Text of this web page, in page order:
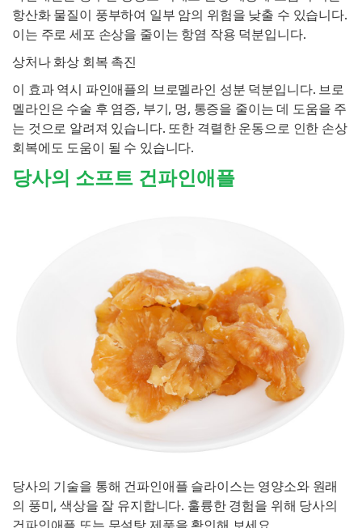
항산화 물질이 풍부하여 일부 암의 위험을 낮출 수 있습니다.
이는 주로 세포 손상을 줄이는 항염 작용 덕분입니다.
상처나 화상 회복 촉진
이 효과 역시 파인애플의 브로멜라인 성분 덕분입니다. 브로
멜라인은 수술 후 염증, 부기, 멍, 통증을 줄이는 데 도움을 주
는 것으로 알려져 있습니다. 또한 격렬한 운동으로 인한 손상
회복에도 도움이 될 수 있습니다.
당사의 소프트 건파인애플
당사의 기술을 통해 건파인애플 슬라이스는 영양소와 원래
의 풍미, 색상을 잘 유지합니다. 훌륭한 경험을 위해 당사의